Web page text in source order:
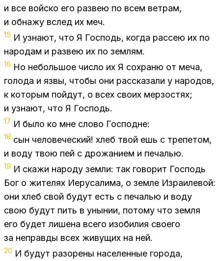
и все вой­ско его раз­вею по всем вет­рам,
и об­на­жу вслед их меч.
15 И узна­ют, что Я Гос­подь, ко­гда рас­сею их по
на­ро­дам и раз­вею их по зем­лям.
16 Но неболь­шое чис­ло их Я со­хра­ню от меча,
го­ло­да и язвы, что­бы они рас­ска­за­ли у на­ро­дов,
к ко­то­рым пой­дут, о всех сво­их мер­зо­стях;
и узна­ют, что Я Гос­подь.
17 И было ко мне сло­во Гос­подне:
18 сын че­ло­ве­че­ский! хлеб твой ешь с тре­пе­том,
и воду твою пей с дро­жа­ни­ем и пе­ча­лью.
19 И ска­жи на­ро­ду зем­ли: так го­во­рит Гос­подь
Бог о жи­те­лях Иеру­са­ли­ма, о зем­ле Из­ра­и­ле­вой:
они хлеб свой бу­дут есть с пе­ча­лью и воду
свою бу­дут пить в уны­нии, по­то­му что зем­ля
его бу­дет ли­ше­на все­го изоби­лия сво­е­го
за неправ­ды всех жи­ву­щих на ней.
20 И бу­дут ра­зо­ре­ны на­се­лен­ные го­ро­да,